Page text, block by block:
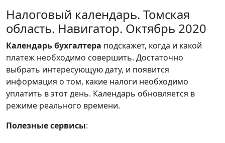
Налоговый календарь. Томская
область. Навигатор. Октябрь 2020
Календарьбухгалтера подскажет, когда и какой
платеж необходимо совершить. Достаточно
выбрать интересующую дату, и появится
информация о том, какие налоги необходимо
уплатить в этот день. Календарь обновляется в
режиме реального времени.
Полезные сервисы: